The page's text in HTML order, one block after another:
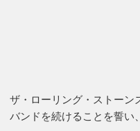
ザ・ローリング・ストーン
バンドを続けることを誓い